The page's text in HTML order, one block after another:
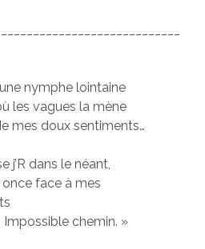
nymphe lointaine
les vagues la mène
mes doux sentiments…
j’R dans le néant,
face à mes
Impossible chemin. »